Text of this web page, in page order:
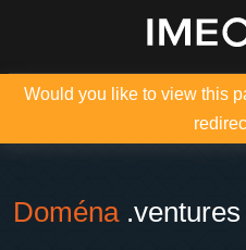
Would you like to view this
Doména.ventures